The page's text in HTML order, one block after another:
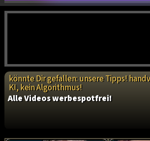
könnte Dir gefallen: unsere Tipps!
KI, kein Algorithmus!
Alle Videos werbespotfrei!